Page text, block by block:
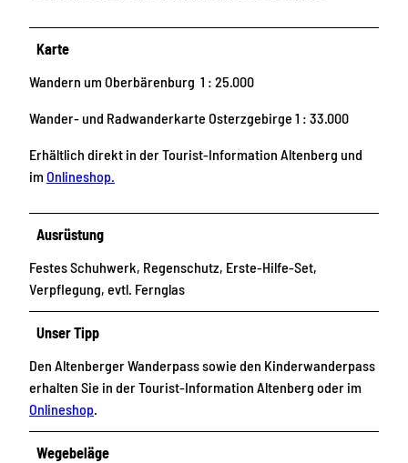
Karte
Wandern um Oberbärenburg 1 : 25.000
Wander- und Radwanderkarte Osterzgebirge 1 : 33.000
Erhältlich direkt in der Tourist-Information Altenberg und
im Onlineshop.
Ausrüstung
Festes Schuhwerk, Regenschutz, Erste-Hilfe-Set,
Verpflegung, evtl. Fernglas
Unser Tipp
Den Altenberger Wanderpass sowie den Kinderwanderpass
erhalten Sie in der Tourist-Information Altenberg oder im
Onlineshop.
Wegebeläge